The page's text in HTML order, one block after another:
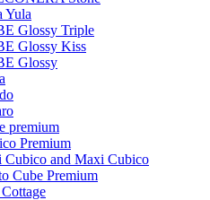
Yula
Glossy Triple
Glossy Kiss
Glossy
premium
Premium
Cubico and Maxi Cubico
Cube Premium